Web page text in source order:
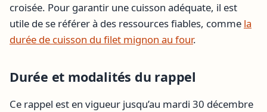
croisée. Pour garantir une cuisson adéquate, il est
utile de se référer à des ressources fiables, comme la
durée de cuisson du filet mignon au four.
Durée et modalités du rappel
Ce rappel est en vigueur jusqu’au mardi 30 décembre